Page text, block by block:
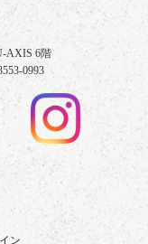
AXIS 6階
0993
ン